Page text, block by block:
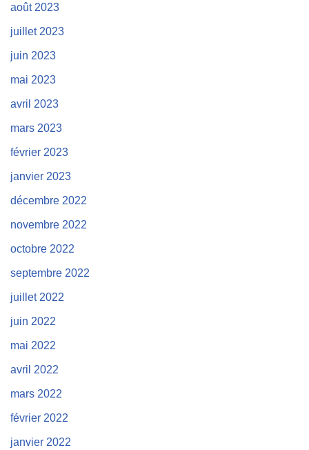
août 2023
juillet 2023
juin 2023
mai 2023
avril 2023
mars 2023
février 2023
janvier 2023
décembre 2022
novembre 2022
octobre 2022
septembre 2022
juillet 2022
juin 2022
mai 2022
avril 2022
mars 2022
février 2022
janvier 2022